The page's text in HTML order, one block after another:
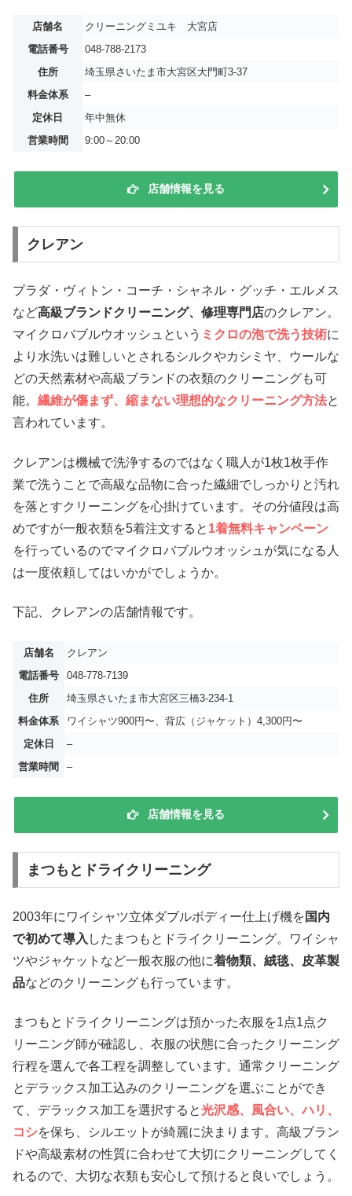
店舗名
クリーニングミユキ 大宮店
電話番号
048-788-2173
住所
埼玉県さいたま市大宮区大門町3-37
料金体系
–
定休日
年中無休
営業時間
9:00～20:00
店舗情報を見る
クレアン
プラダ・ヴィトン・コーチ・シャネル・グッチ・エルメス
など高級ブランドクリーニング、修理専門店のクレアン。
マイクロバブルウオッシュという ミクロの泡で洗う技術に
より水洗いは難しいとされるシルクやカシミヤ、ウールな
どの天然素材や高級ブランドの衣類のクリーニングも可
能。 繊維が傷まず、縮まない理想的なクリーニング方法と
言われています。
クレアンは機械で洗浄するのではなく職人が1枚1枚手作
業で洗うことで高級な品物に合った繊細でしっかりと汚れ
を落とすクリーニングを心掛けています。その分値段は高
めですが一般衣類を5着注文すると 1着無料キャンペーン
を行っているのでマイクロバブルウオッシュが気になる人
は一度依頼してはいかがでしょうか。
下記、クレアンの店舗情報です。
店舗名
クレアン
電話番号
048-778-7139
住所
埼玉県さいたま市大宮区三橋3-234-1
料金体系
ワイシャツ900円〜、背広（ジャケット）4,300円〜
定休日
–
営業時間
–
店舗情報を見る
まつもとドライクリーニング
2003年にワイシャツ立体ダブルボディー仕上げ機を 国内
で初めて導入 したまつもとドライクリーニング。ワイシャ
ツやジャケットなど一般衣服の他に着物類、絨毯、皮革製
品などのクリーニングも行っています。
まつもとドライクリーニングは預かった衣服を1点1点ク
リーニング師が確認し、衣服の状態に合ったクリーニング
行程を選んで各工程を調整しています。通常クリーニング
とデラックス加工込みのクリーニングを選ぶことができ
て、デラックス加工を選択すると光沢感、風合い、ハリ、
コシを保ち、シルエットが綺麗に決まります。高級ブラン
ドや高級素材の性質に合わせて大切にクリーニングしてく
れるので、大切な衣類も安心して預けると良いでしょう。